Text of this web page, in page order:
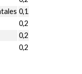
0,1
0,2
0,2
0,2